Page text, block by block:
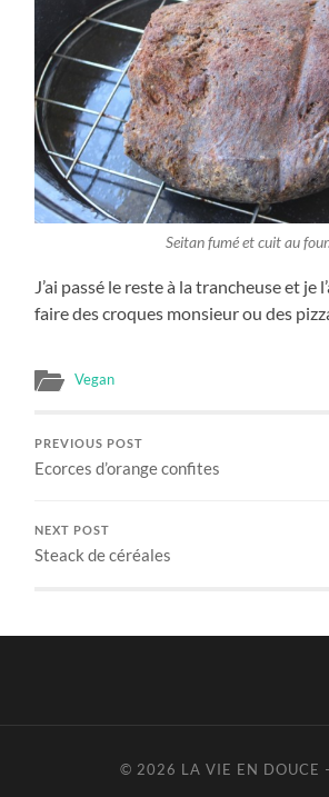
Seitan fumé et cuit au four.
J’ai passé le reste à la trancheuse et je
faire des croques monsieur ou des
Vegan
PREVIOUS POST
Ecorces d’orange confites
NEXT POST
Steack de céréales
© 2026 LA VIE EN DOUCE